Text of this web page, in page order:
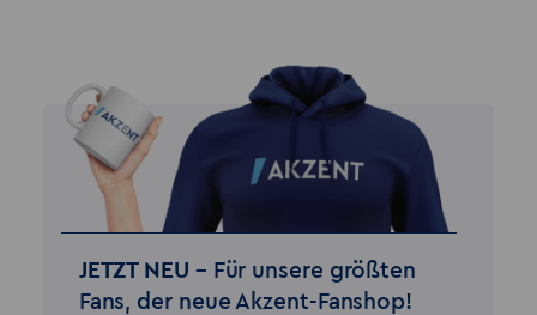
JETZT NEU – Für unsere größten
Fans, der neue Akzent-Fanshop!